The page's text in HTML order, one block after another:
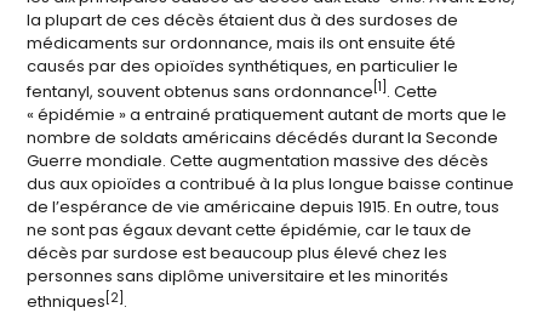
la plupart de ces décès étaient dus à des surdoses de
médicaments sur ordonnance, mais ils ont ensuite été
causés par des opioïdes synthétiques, en particulier le
fentanyl, souvent obtenus sans ordonnance [1] . Cette
« épidémie » a entrainé pratiquement autant de morts que le
nombre de soldats américains décédés durant la Seconde
Guerre mondiale. Cette augmentation massive des décès
dus aux opioïdes a contribué à la plus longue baisse continue
de l’espérance de vie américaine depuis 1915. En outre, tous
ne sont pas égaux devant cette épidémie, car le taux de
décès par surdose est beaucoup plus élevé chez les
personnes sans diplôme universitaire et les minorités
ethniques [2] .